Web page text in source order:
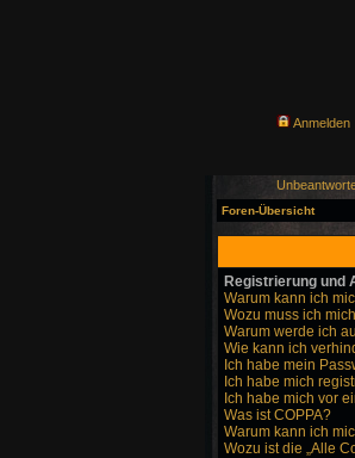
Anmelden
Foren-Übersicht
Registrierung und
Warum kann ich
Wozu muss ich
Warum werde ich
Wie kann ich
Ich habe mein
Ich habe mich
Ich habe mich vor
Was ist COPPA?
Warum kann ich
Wozu ist die „Alle